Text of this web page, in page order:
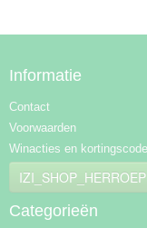
Informatie
Contact
Voorwaarden
Winacties en
Categorieën